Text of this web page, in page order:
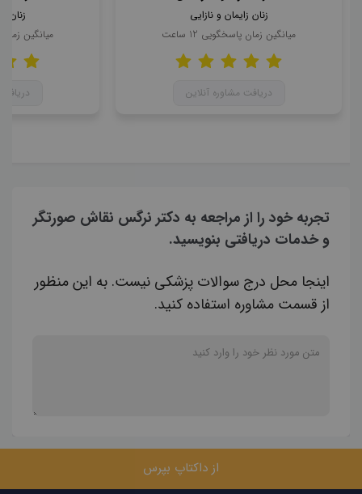
زنان زایمان و نازایی
میانگین زمان پاسخگویی 12 ساعت
دریافت مشاوره آنلاین
زنان
میانگین
تجربه خود را از مراجعه به دکتر نرگس نقاش صورتگر
و خدمات دریافتی بنویسید.
اینجا محل درج سوالات پزشکی نیست. به این منظور
از قسمت مشاوره استفاده کنید.
از داکتاپ بپرس